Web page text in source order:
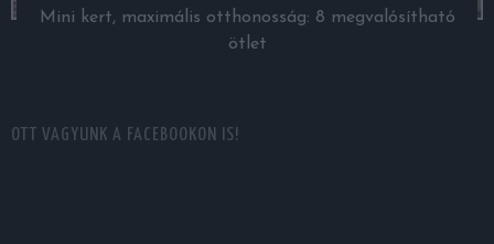
Mini kert, maximális otthonosság: 8 megvalósítható
ötlet
OTT VAGYUNK A FACEBOOKON IS!